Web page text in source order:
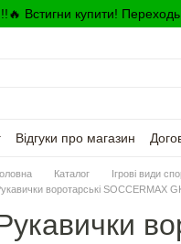
Встигни купити!
Відгуки про магазин
Каталог Ігрові види
воротарські SOCCERMAX